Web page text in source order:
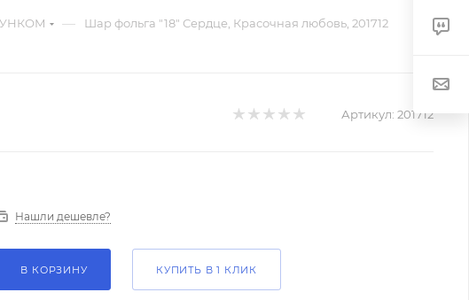
— Шар фольга "18" Сердце, Красочная любовь, 201712
Артикул: 201712
Нашли дешевле?
В КОРЗИНУ КУПИТЬ В 1 КЛИК